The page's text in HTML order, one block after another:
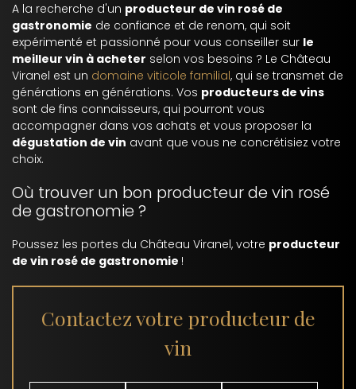
A la recherche d'un producteur de vin rosé de
gastronomie de confiance et de renom, qui soit
expérimenté et passionné pour vous conseiller sur le
meilleur vin à acheter selon vos besoins ? Le Château
Viranel est un domaine viticole familial, qui se transmet de
générations en générations. Vos producteurs de vins
sont de fins connaisseurs, qui pourront vous
accompagner dans vos achats et vous proposer la
dégustation de vin avant que vous ne concrétisiez votre
choix.
Où trouver un bon producteur de vin rosé
de gastronomie ?
Poussez les portes du Château Viranel, votre producteur
de vin rosé de gastronomie !
Contactez votre producteur de
vin